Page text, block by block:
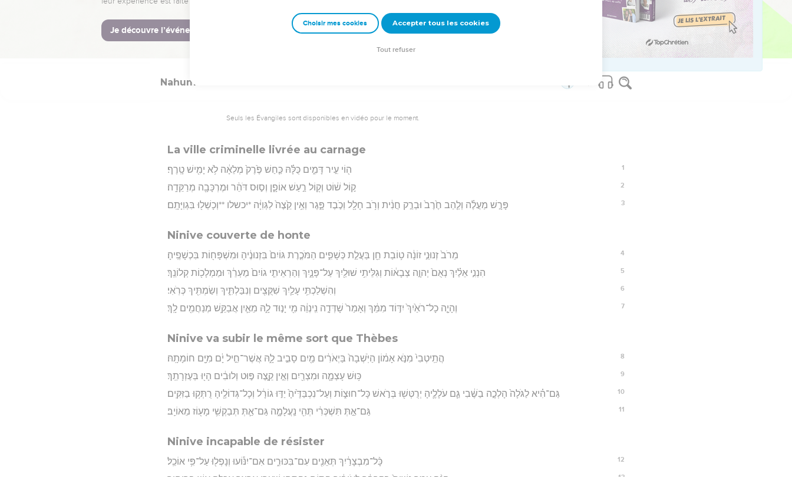
14 הִנְנִ֣י אֵלַ֗יִךְ נְאֻם֙ יְהוָ֣ה צְבָא֔וֹת וְהִבְעַרְתִּ֤י בֶֽעָשָׁן֙ רִכְבָּ֔הּ וּכְפִירַ֖יִךְ תֹּ֣אכַל חָ֑רֶב וְהִכְרַתִּ֤י מֵאֶ֙רֶץ֙ טַרְפֵּ֔ךְ וְלֹֽא־יִשָּׁמַ֥ע ע֖וֹד ק֥וֹל מַלְאָכֵֽכֵה׃
Hébreu : © Westminster Leningrad Codex - tanach.us --- Grec : © 2010 by the Society of Biblical Literature and Logos Bible Software - sblgnt.com
Nahum
Seuls les Évangiles sont disponibles en vidéo pour le moment.
La ville criminelle livrée au carnage
1 ה֖וֹי עִ֣יר דָּמִ֑ים כֻּלָּ֗הּ כַּ֤חַשׁ פֶּ֙רֶק֙ מְלֵאָ֔ה לֹ֥א יָמִ֖ישׁ טָֽרֶף׃
2 ק֣וֹל שׁ֔וֹט וְק֖וֹל רַ֣עַשׁ אוֹפָ֑ן וְס֣וּס דֹּהֵ֔ר וּמֶרְכָּבָ֖ה מְרַקֵּדָֽה׃
3 פָּרָ֣שׁ מַעֲלֶ֗ה וְלַ֤הַב חֶ֙רֶב֙ וּבְרַ֣ק חֲנִ֔ית וְרֹ֥ב חָלָ֖ל וְכֹ֣בֶד פָּ֑גֶר וְאֵ֥ין קֵ֙צֶה֙ לַגְּוִיָּ֔ה *יכשלו **וְכָשְׁל֖וּ בִּגְוִיָּתָֽם׃
Ninive couverte de honte
4 מֵרֹב֙ זְנוּנֵ֣י זוֹנָ֔ה ט֥וֹבַת חֵ֖ן בַּעֲלַ֣ת כְּשָׁפִ֑ים הַמֹּכֶ֤רֶת גּוֹיִם֙ בִּזְנוּנֶ֔יהָ וּמִשְׁפָּח֖וֹת בִּכְשָׁפֶֽיהָ׃
5 הִנְנִ֣י אֵלַ֗יִךְ נְאֻם֙ יְהוָ֣ה צְבָא֔וֹת וְגִלֵּיתִ֥י שׁוּלַ֖יִךְ עַל־פָּנָ֑יִךְ וְהַרְאֵיתִ֤י גוֹיִם֙ מַעְרֵ֔ךְ וּמַמְלָכ֖וֹת קְלוֹנֵֽךְ׃
6 וְהִשְׁלַכְתִּ֥י עָלַ֛יִךְ שִׁקֻּצִ֖ים וְנִבַּלְתִּ֑יךְ וְשַׂמְתִּ֖יךְ כְּרֹֽאִי׃
7 וְהָיָ֤ה כָל־רֹאַ֙יִךְ֙ יִדּ֣וֹד מִמֵּ֔ךְ וְאָמַר֙ שָׁדְּדָ֣ה נִֽינְוֵ֔ה מִ֖י יָנ֣וּד לָ֑הּ מֵאַ֛יִן אֲבַקֵּ֥שׁ מְנַחֲמִ֖ים לָֽךְ׃
Ninive va subir le même sort que Thèbes
8 הֲתֵֽיטְבִי֙ מִנֹּ֣א אָמ֔וֹן הַיֹּֽשְׁבָה֙ בַּיְאֹרִ֔ים מַ֖יִם סָבִ֣יב לָ֑הּ אֲשֶׁר־חֵ֣יל יָ֔ם מִיָּ֖ם חוֹמָתָֽהּ׃
9 כּ֥וּשׁ עָצְמָ֛ה וּמִצְרַ֖יִם וְאֵ֣ין קֵ֑צֶה פּ֣וּט וְלוּבִ֔ים הָי֖וּ בְּעֶזְרָתֵֽךְ׃
10 גַּם־הִ֗יא לַגֹּלָה֙ הָלְכָ֣ה בַשֶּׁ֔בִי גַּ֧ם עֹלָלֶ֛יהָ יְרֻטְּשׁ֖וּ בְּרֹ֣אשׁ כָּל־חוּצ֑וֹת וְעַל־נִכְבַּדֶּ֙יהָ֙ יַדּ֣וּ גוֹרָ֔ל וְכָל־גְּדוֹלֶ֖יהָ רֻתְּק֥וּ בַזִּקִּֽים׃
11 גַּם־אַ֣תְּ תִּשְׁכְּרִ֔י תְּהִ֖י נַֽעֲלָמָ֑ה גַּם־אַ֛תְּ תְּבַקְשִׁ֥י מָע֖וֹז מֵאוֹיֵֽב׃
Ninive incapable de résister
12 כָּ֨ל־מִבְצָרַ֔יִךְ תְּאֵנִ֖ים עִם־בִּכּוּרִ֑ים אִם־יִנּ֕וֹעוּ וְנָפְל֖וּ עַל־פִּ֥י אוֹכֵֽל׃
Choisir mes cookies Accepter tous les cookies
Tout refuser